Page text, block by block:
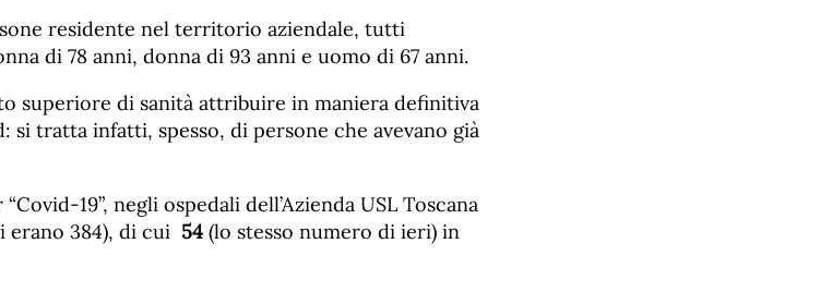
residente nel territorio aziendale, tutti
di 78 anni, donna di 93 anni e uomo di 67 anni.
superiore di sanità attribuire in maniera definitiva
tratta infatti, spesso, di persone che avevano già
19”, negli ospedali dell’Azienda USL Toscana
erano 384), di cui 54 (lo stesso numero di ieri) in